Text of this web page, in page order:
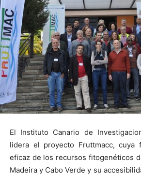
El Instituto Canario de
lidera el proyecto Fruttmacc, cuya
eficaz de los recursos fitogenéticos
Madeira y Cabo Verde y su